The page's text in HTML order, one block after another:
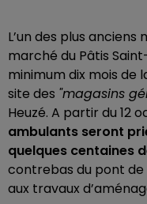
L’un des plus
marché du Pâtis
minimum dix mois de
site des "magasins
Heuzé. A partir du 12
ambulants seront
quelques centaines
contrebas du pont de
aux travaux